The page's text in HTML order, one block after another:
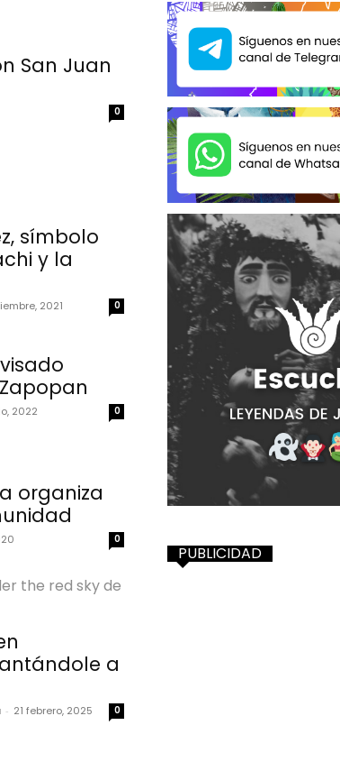
San Juan
0
símbolo
y la
2021 0
2022 0
organiza
0
a
- 21 febrero, 2025 0
PUBLICIDAD